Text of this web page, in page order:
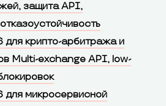
защита API,
крипто-арбитража и
Multi-exchange API, low-
микросервисной